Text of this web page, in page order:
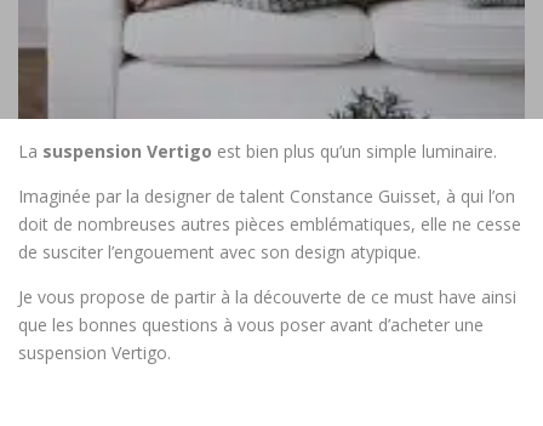
La suspension Vertigo est bien plus qu’un simple luminaire.
Imaginée par la designer de talent Constance Guisset, à qui l’on
doit de nombreuses autres pièces emblématiques, elle ne cesse
de susciter l’engouement avec son design atypique.
Je vous propose de partir à la découverte de ce must have ainsi
que les bonnes questions à vous poser avant d’acheter une
suspension Vertigo.